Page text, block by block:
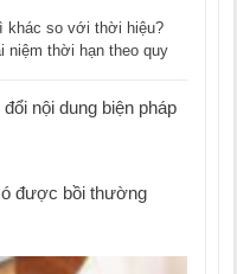
khác so với thời hiệu?
niệm thời hạn theo quy
nội dung biện pháp
được bồi thường